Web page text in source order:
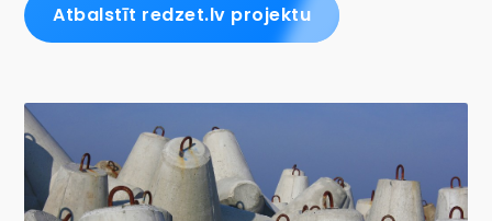
Atbalstīt redzet.lv projektu